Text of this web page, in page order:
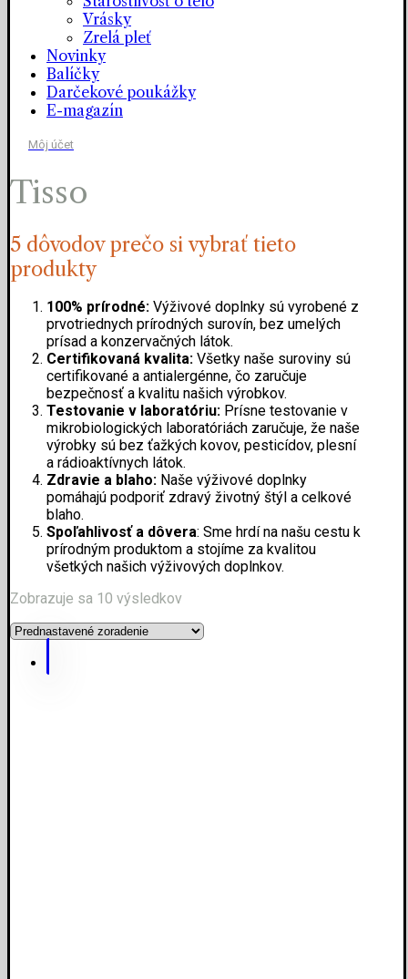
Vrásky
Zrelá pleť
Novinky
Balíčky
Darčekové poukážky
E-magazín
Môj účet
Tisso
5 dôvodov prečo si vybrať tieto
produkty
100% prírodné: Výživové doplnky sú vyrobené z
prvotriednych prírodných surovín, bez umelých
prísad a konzervačných látok.
Certifikovaná kvalita: Všetky naše suroviny sú
certifikované a antialergénne, čo zaručuje
bezpečnosť a kvalitu našich výrobkov.
Testovanie v laboratóriu: Prísne testovanie v
mikrobiologických laboratóriách zaručuje, že naše
výrobky sú bez ťažkých kovov, pesticídov, plesní
a rádioaktívnych látok.
Zdravie a blaho: Naše výživové doplnky
pomáhajú podporiť zdravý životný štýl a celkové
blaho.
Spoľahlivosť a dôvera: Sme hrdí na našu cestu k
prírodným produktom a stojíme za kvalitou
všetkých našich výživových doplnkov.
Zobrazuje sa 10 výsledkov